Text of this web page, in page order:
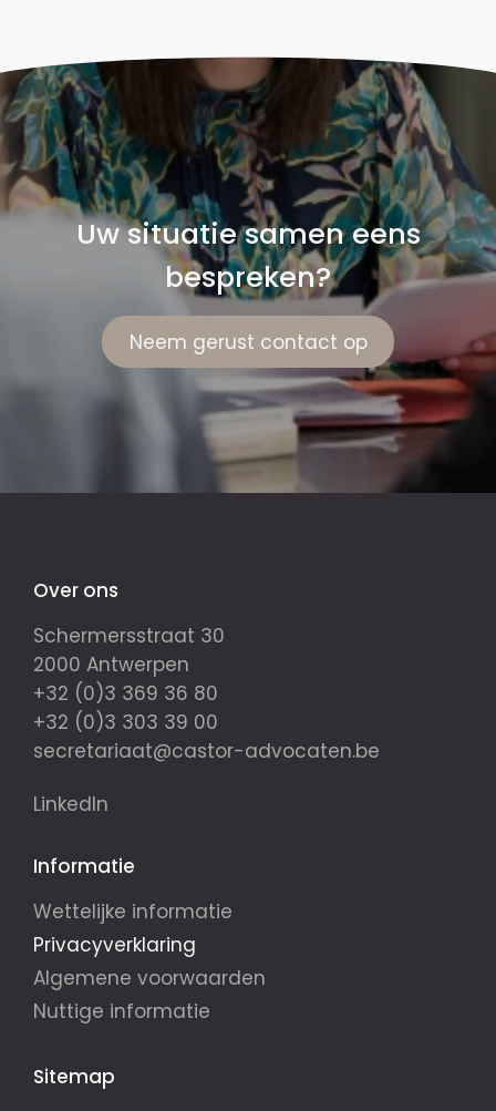
Uw situatie samen eens
bespreken?
Neem gerust contact op
Over ons
Schermersstraat 30
2000 Antwerpen
+32 (0)3 369 36 80
+32 (0)3 303 39 00
secretariaat@castor-advocaten.be
LinkedIn
Informatie
Wettelijke informatie
Privacyverklaring
Algemene voorwaarden
Nuttige informatie
Sitemap